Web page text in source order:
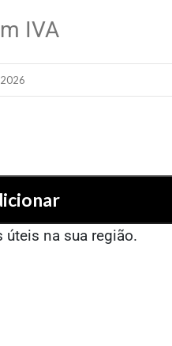
IVA
úteis na sua região.